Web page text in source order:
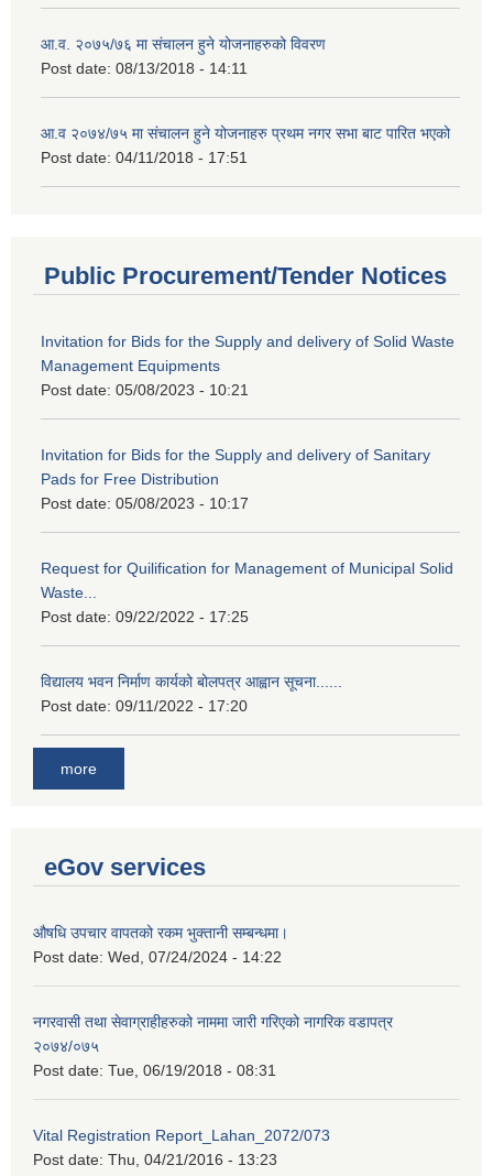
आ.व. २०७५/७६ मा संचालन हुने योजनाहरुको विवरण
Post date: 08/13/2018 - 14:11
आ.व २०७४/७५ मा संचालन हुने योजनाहरु प्रथम नगर सभा बाट पारित भएको
Post date: 04/11/2018 - 17:51
Public Procurement/Tender Notices
Invitation for Bids for the Supply and delivery of Solid Waste
Management Equipments
Post date: 05/08/2023 - 10:21
Invitation for Bids for the Supply and delivery of Sanitary
Pads for Free Distribution
Post date: 05/08/2023 - 10:17
Request for Quilification for Management of Municipal Solid
Waste...
Post date: 09/22/2022 - 17:25
विद्यालय भवन निर्माण कार्यको बोलपत्र आह्वान सूचना......
Post date: 09/11/2022 - 17:20
more
eGov services
औषधि उपचार वापतको रकम भुक्तानी सम्बन्धमा।
Post date: Wed, 07/24/2024 - 14:22
नगरवासी तथा सेवाग्राहीहरुको नाममा जारी गरिएको नागरिक वडापत्र
२०७४/०७५
Post date: Tue, 06/19/2018 - 08:31
Vital Registration Report_Lahan_2072/073
Post date: Thu, 04/21/2016 - 13:23